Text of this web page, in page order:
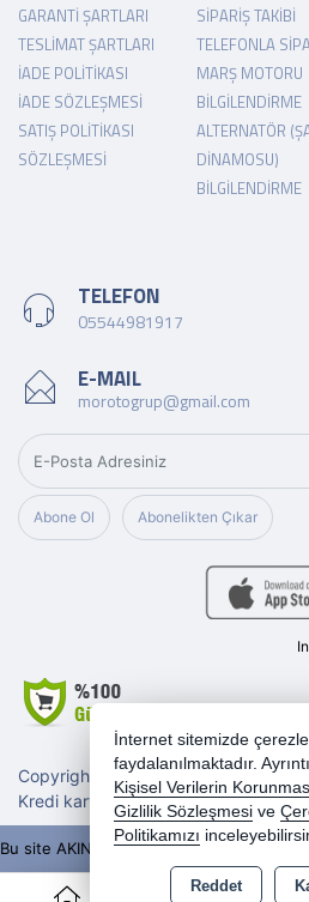
GARANTI ŞARTLARI
TESLIMAT ŞARTLARI
İADE POLITIKASI
İADE SÖZLEŞMESI
SATIŞ POLITIKASI
SÖZLEŞMESI
SIPARIŞ TAKIBI
TELEFONLA
MARŞ MOTORU
BILGILENDIRME
ALTERNATÖR
DINAMOSU)
BILGILENDIRME
TELEFON
05544981917
E-MAIL
morotogrup@gmail.com
Abone Ol Abonelikten Çıkar
Copyright 2026 morotogrup.com -
Kredi kartı bilgileriniz 256bit SSL
Bu site AKINSOFT E-Ticaret ile
İnternet sitemizde
faydalanılmaktadır.
Kişisel Verilerin
Gizlilik Sözleşmesi ve
Politikamızı
Reddet